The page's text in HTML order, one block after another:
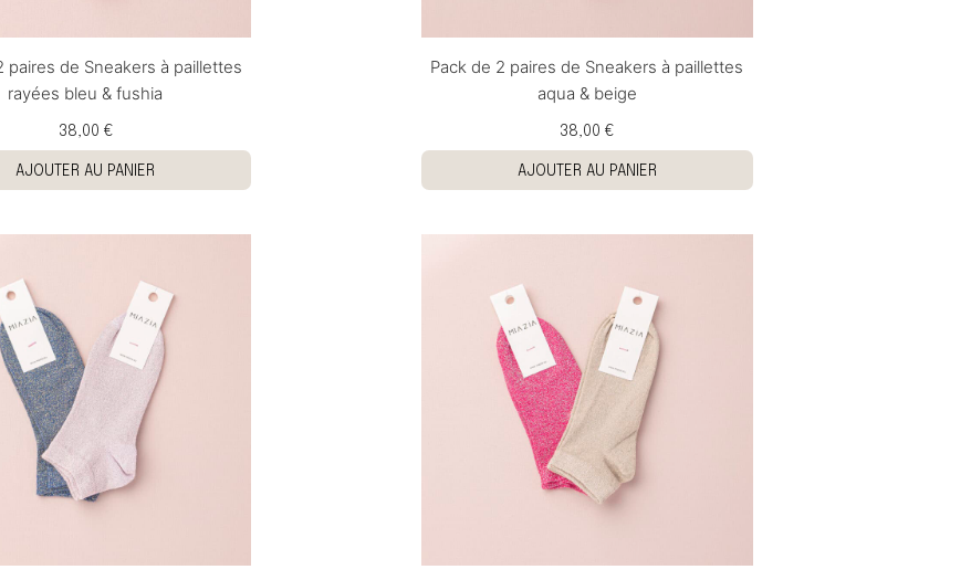
paires de Sneakers à paillettes
rayées bleu & fushia
38,00 €
AJOUTER AU PANIER
Pack de 2 paires de Sneakers à paillettes
aqua & beige
38,00 €
AJOUTER AU PANIER